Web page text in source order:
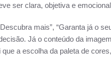
ser clara, objetiva e
mais”, “Garanta já o
Já o conteúdo da
que a escolha da paleta de